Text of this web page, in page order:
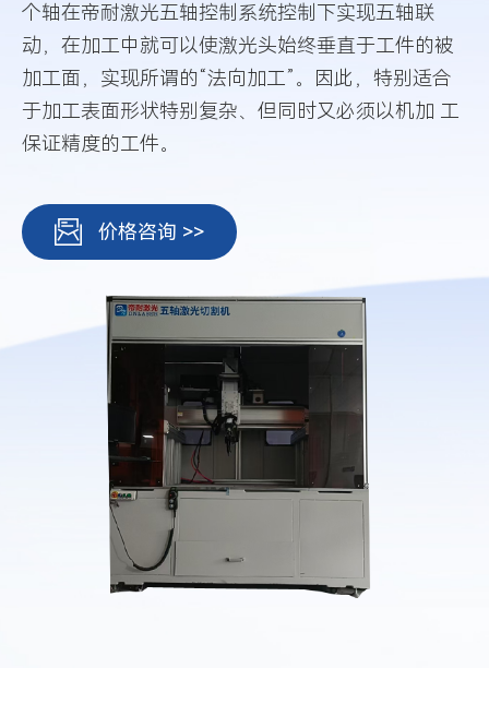
个轴在帝耐激光五轴控制系统控制下实现五轴联
动，在加工中就可以使激光头始终垂直于工件的被
加工面，实现所谓的“法向加工”。因此，特别适合
于加工表面形状特别复杂、但同时又必须以机加 工
保证精度的工件。
价格咨询 >>